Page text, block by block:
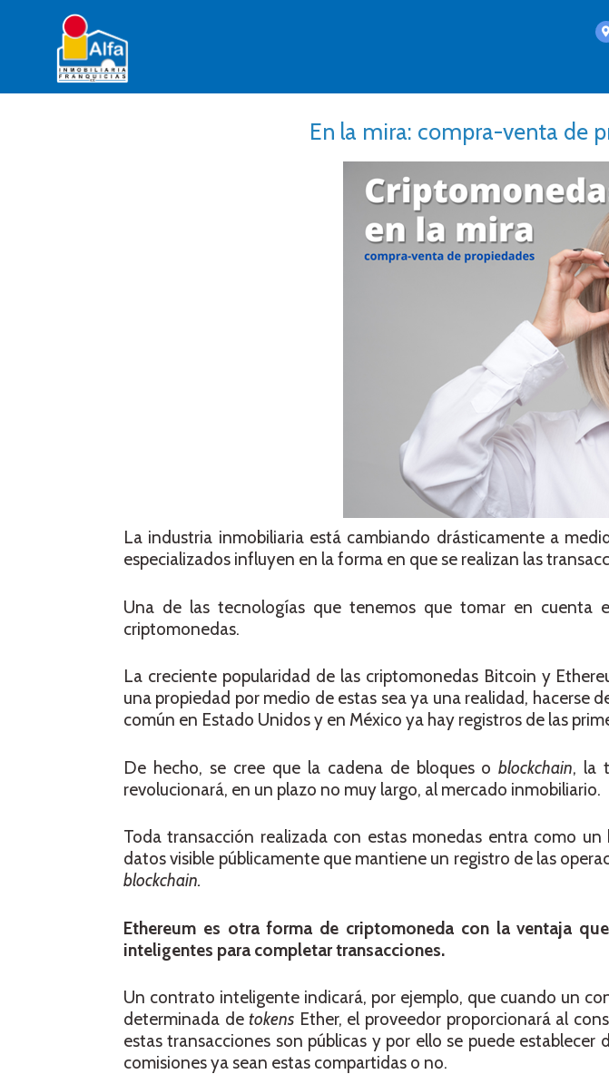
En la mira: compra-venta de
La industria inmobiliaria está cambiando drásticamente a
especializados influyen en la forma en que se realizan las
Una de las tecnologías que tenemos que tomar en cuenta
criptomonedas.
La creciente popularidad de las criptomonedas Bitcoin y
una propiedad por medio de estas sea ya una realidad, hacerse
común en Estado Unidos y en México ya hay registros de las
De hecho, se cree que la cadena de bloques o blockchain, la
revolucionará, en un plazo no muy largo, al mercado inmobiliario.
Toda transacción realizada con estas monedas entra como
datos visible públicamente que mantiene un registro de las
blockchain.
Ethereum es otra forma de criptomoneda con la ventaja
inteligentes para completar transacciones.
Un contrato inteligente indicará, por ejemplo, que cuando un
determinada detokens Ether, el proveedor proporcionará al
estas transacciones son públicas y por ello se puede
comisiones ya sean estas compartidas o no.